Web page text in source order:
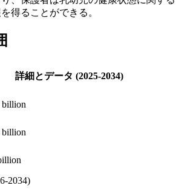
得ることができる。
詳細とデータ (2025-2034)
billion
billion
2034)